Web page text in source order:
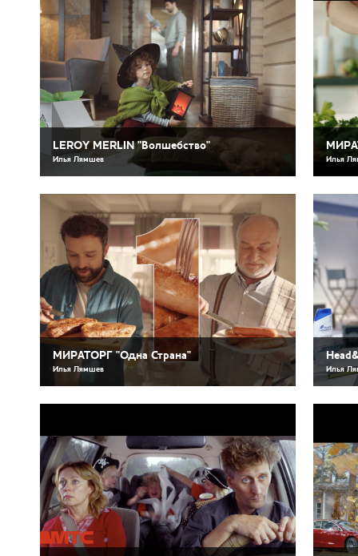
LEROY MERLIN "Волшебство"
Илья Лямшев Илья
МИРАТОРГ "Одна Страна"
Илья Лямшев Илья